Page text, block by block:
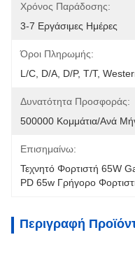
Χρόνος Παράδοσης:
3-7 Εργάσιμες Ημέρες
Όροι Πληρωμής:
L/C, D/A, D/P, T/T,
Δυνατότητα Προσφοράς:
500000 Κομμάτια/ανά
Επισημαίνω:
Τεχνητό Φορτιστή 65W
PD 65w Γρήγορο
Περιγραφή